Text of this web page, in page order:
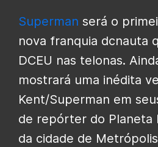
Superman será o
nova franquia dcnauta
DCEU nas telonas.
mostrará uma inédita
Kent/Superman em
de repórter do Planeta
da cidade de